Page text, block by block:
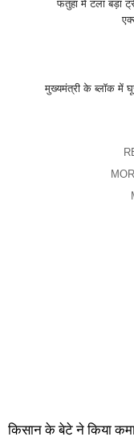
फतुहां में टला बड़ा
मुख्यमंत्री के ब्लॉक में
किसान के बेटे ने किया